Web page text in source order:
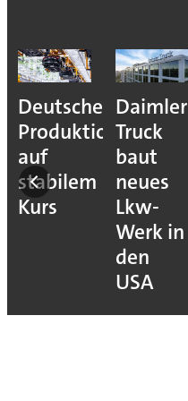
Deutsche
Produktion
auf
stabilem
Kurs
Daimler
Truck
baut
neues
Lkw-
Werk in
den
USA